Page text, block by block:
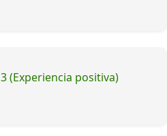
3 (Experiencia positiva)